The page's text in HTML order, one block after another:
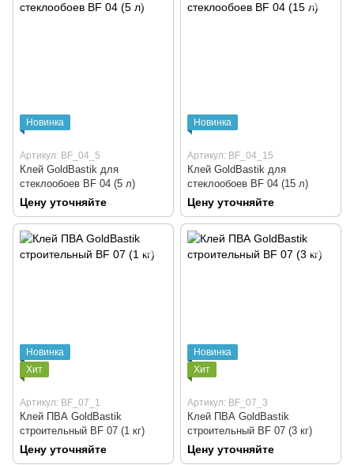
Новинка
Артикул: BF_04_5
Клей GoldBastik для
стеклообоев BF 04 (5 л)
Цену уточняйте
Новинка
Артикул: BF_04_15
Клей GoldBastik для
стеклообоев BF 04 (15 л)
Цену уточняйте
Новинка
Хит
Артикул: BF_07_1
Клей ПВА GoldBastik
строительный BF 07 (1 кг)
Цену уточняйте
Новинка
Хит
Артикул: BF_07_3
Клей ПВА GoldBastik
строительный BF 07 (3 кг)
Цену уточняйте